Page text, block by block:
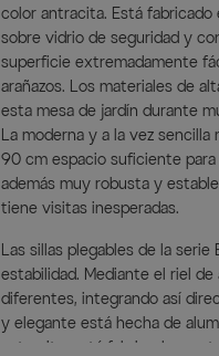
color antracita. Está
sobre vidrio de seguridad y
superficie extremadamente
arañazos. Los materiales de
esta mesa de jardín durante
La moderna y a la vez
90 cm espacio suficiente
además muy robusta y
tiene visitas inesperadas.
Las sillas plegables de la
estabilidad. Mediante el riel
diferentes, integrando así
y elegante está hecha de
antracita, está fabricado con